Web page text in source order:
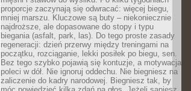
proporcje zaczynają się odwracać: więcej biegu,
mniej marszu. Kluczowe są buty – niekoniecznie
najdroższe, ale dopasowane do stopy i typu
biegania (asfalt, park, las). Do tego proste zasady
regeneracji: dzień przerwy między treningami na
początku, rozciąganie, lekki posiłek po biegu, sen.
Bez tego szybko pojawią się kontuzje, a motywacja
poleci w dół. Nie ignoruj oddechu. Nie biegniesz na
zaliczenie do kadry narodowej. Biegniesz tak, by